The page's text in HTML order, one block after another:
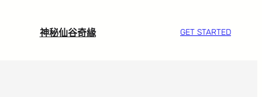
神秘仙谷奇緣 GET STARTED